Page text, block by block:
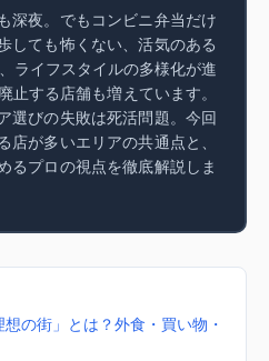
深夜。でもコンビニ弁当だけ
しても怖くない、活気のある
ライフスタイルの多様化が進
止する店舗も増えています。
選びの失敗は死活問題。今回
店が多いエリアの共通点と、
るプロの視点を徹底解説しま
の街」とは？外食・買い物・